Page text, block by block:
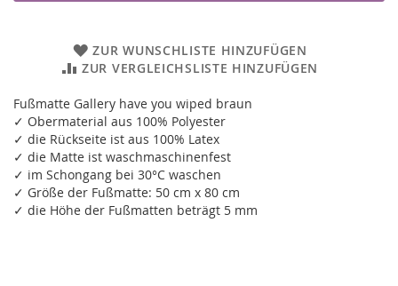
ZUR WUNSCHLISTE HINZUFÜGEN
ZUR VERGLEICHSLISTE HINZUFÜGEN
Fußmatte Gallery have you wiped braun
✓ Obermaterial aus 100% Polyester
✓ die Rückseite ist aus 100% Latex
✓ die Matte ist waschmaschinenfest
✓ im Schongang bei 30°C waschen
✓ Größe der Fußmatte: 50 cm x 80 cm
✓ die Höhe der Fußmatten beträgt 5 mm